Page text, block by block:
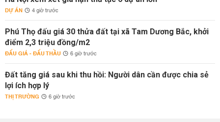
DỰ ÁN 4 giờ trước
Phú Thọ đấu giá 30 thửa đất tại xã Tam Dương Bắc, khởi
điểm 2,3 triệu đồng/m2
ĐẤU GIÁ - ĐẤU THẦU 6 giờ trước
Đất tăng giá sau khi thu hồi: Người dân cần được chia sẻ
lợi ích hợp lý
THỊ TRƯỜNG 6 giờ trước